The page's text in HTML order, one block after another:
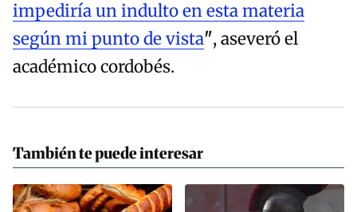
impediría un indulto en esta materia
según mi punto de vista", aseveró el
académico cordobés.
También te puede interesar